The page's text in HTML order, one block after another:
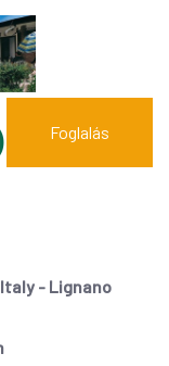
Foglalás
- Lignano